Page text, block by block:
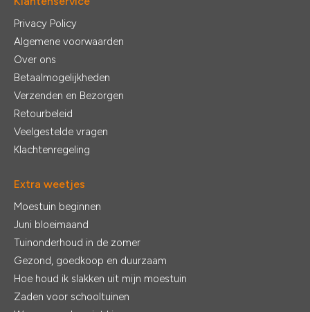
Privacy Policy
Algemene voorwaarden
Over ons
Betaalmogelijkheden
Verzenden en Bezorgen
Retourbeleid
Veelgestelde vragen
Klachtenregeling
Extra weetjes
Moestuin beginnen
Juni bloeimaand
Tuinonderhoud in de zomer
Gezond, goedkoop en duurzaam
Hoe houd ik slakken uit mijn moestuin
Zaden voor schooltuinen